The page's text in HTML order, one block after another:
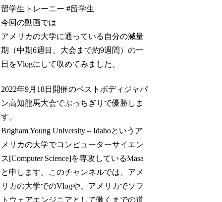
留学生トレーニー #留学生
今回の動画では
アメリカの大学に通っている自分の減量
期（中期6週目、大会まで約9週間）の一
日をVlogにして収めてみました。
2022年9月18日開催のベストボディジャパ
ン高知龍馬大会でぶっちぎりで優勝しま
す。
Brigham Young University – Idahoというア
メリカの大学でコンピューターサイエン
ス[Computer Science]を専攻しているMasa
と申します。このチャンネルでは、アメ
リカの大学でのVlogや、アメリカでソフ
トウェアエンジニアとして働くまでの道